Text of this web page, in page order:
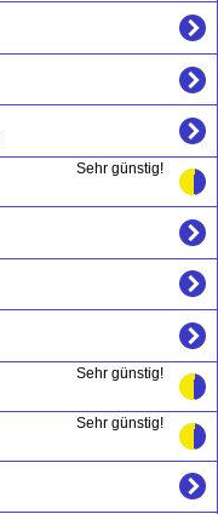
Sehr günstig!
Sehr günstig!
Sehr günstig!